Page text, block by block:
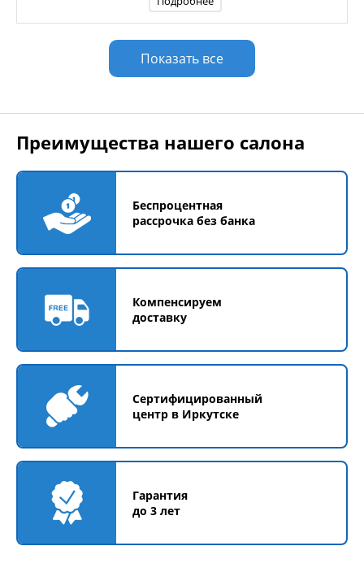
Показать все
Преимущества нашего салона
Беспроцентная
рассрочка без банка
Компенсируем
доставку
Сертифицированный
центр в Иркутске
Гарантия
до 3 лет